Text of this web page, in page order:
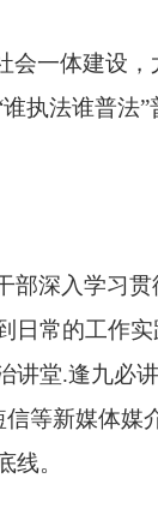
会一体建设
谁执法谁普法
部深入学习
常的工作实
讲堂.逢九必讲
等新媒体媒
线。